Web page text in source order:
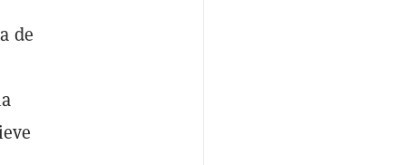
de